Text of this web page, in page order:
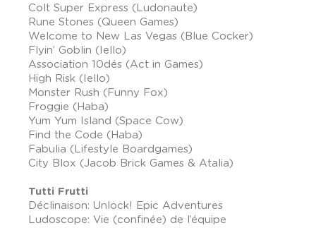
Colt Super Express (Ludonaute)
Rune Stones (Queen Games)
Welcome to New Las Vegas (Blue Cocker)
Flyin’ Goblin (Iello)
Association 10dés (Act in Games)
High Risk (Iello)
Monster Rush (Funny Fox)
Froggie (Haba)
Yum Yum Island (Space Cow)
Find the Code (Haba)
Fabulia (Lifestyle Boardgames)
City Blox (Jacob Brick Games & Atalia)
Tutti Frutti
Déclinaison: Unlock! Epic Adventures
Ludoscope: Vie (confinée) de l’équipe